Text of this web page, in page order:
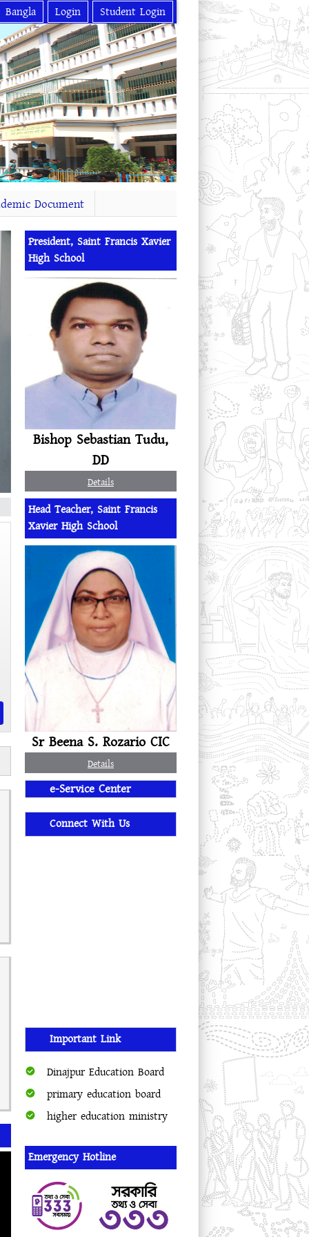
Bangla Login Student Login
Document
President, Saint Francis Xavier
High School
Bishop Sebastian Tudu,
DD
Details
Head Teacher, Saint Francis
Xavier High School
Sr Beena S. Rozario CIC
Details
e-Service Center
Connect With Us
Important Link
Dinajpur Education Board
primary education board
higher education ministry
Emergency Hotline